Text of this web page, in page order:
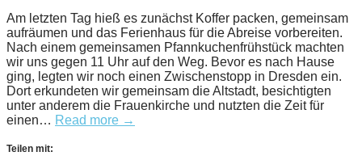
Am letzten Tag hieß es zunächst Koffer packen, gemeinsam
aufräumen und das Ferienhaus für die Abreise vorbereiten.
Nach einem gemeinsamen Pfannkuchenfrühstück machten
wir uns gegen 11 Uhr auf den Weg. Bevor es nach Hause
ging, legten wir noch einen Zwischenstopp in Dresden ein.
Dort erkundeten wir gemeinsam die Altstadt, besichtigten
unter anderem die Frauenkirche und nutzten die Zeit für
einen… Read more →
Teilen mit: